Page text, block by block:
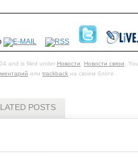
and is filed under Новости, Новости связи.
или trackback на своем блоге.
POSTS